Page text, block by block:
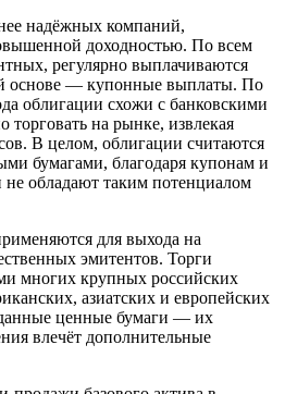
надёжных компаний,
доходностью. По всем
регулярно выплачиваются
основе — купонные выплаты. По
облигации схожи с банковскими
на рынке, извлекая
В целом, облигации считаются
бумагами, благодаря купонам и
обладают таким потенциалом
для выхода на
эмитентов. Торги
многих крупных российских
азиатских и европейских
ценные бумаги — их
влечёт дополнительные